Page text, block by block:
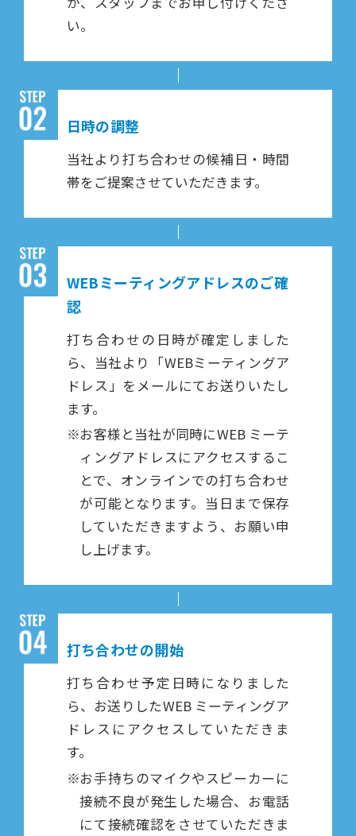
い。
日時の調整
当社より打ち合わせの候補日・時間
帯をご提案させていただきます。
WEBミーティングアドレスのご確
認
打ち合わせの日時が確定しました
ら、当社より「WEBミーティングア
ドレス」をメールにてお送りいたし
ます。
※お客様と当社が同時にWEB ミーテ
ィングアドレスにアクセスするこ
とで、オンラインでの打ち合わせ
が可能となります。当日まで保存
していただきますよう、お願い申
し上げます。
打ち合わせの開始
打ち合わせ予定日時になりました
ら、お送りしたWEB ミーティングア
ドレスにアクセスしていただきま
す。
※お手持ちのマイクやスピーカーに
接続不良が発生した場合、お電話
にて接続確認をさせていただきま